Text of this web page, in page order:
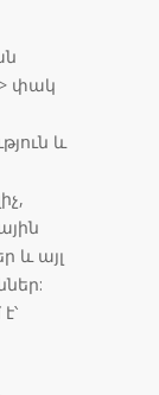
փակ
և
և այլ